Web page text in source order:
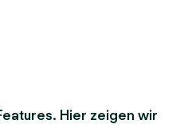
Hier zeigen wir